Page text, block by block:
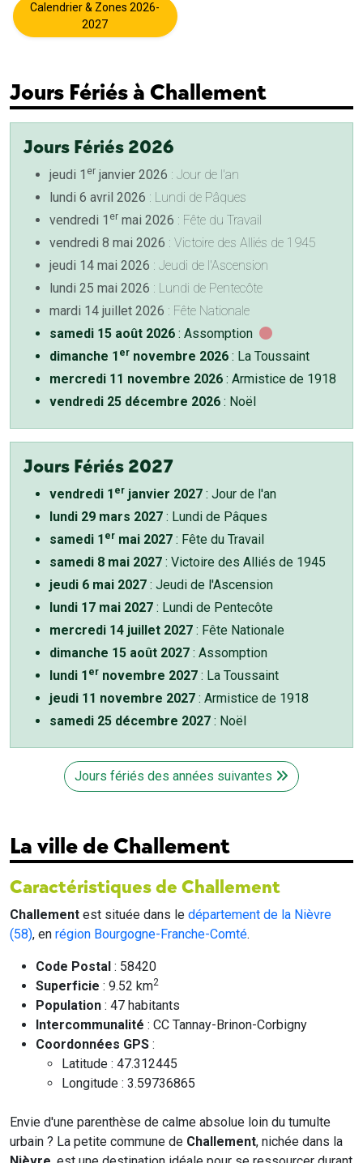
Calendrier & Zones 2026-
2027
Jours Fériés à Challement
Jours Fériés 2026
jeudi 1 er janvier 2026 : Jour de l'an
lundi 6 avril 2026 : Lundi de Pâques
vendredi 1 er mai 2026 : Fête du Travail
vendredi 8 mai 2026 : Victoire des Alliés de 1945
jeudi 14 mai 2026 : Jeudi de l'Ascension
lundi 25 mai 2026 : Lundi de Pentecôte
mardi 14 juillet 2026 : Fête Nationale
samedi 15 août 2026 : Assomption
dimanche 1 er novembre 2026 : La Toussaint
mercredi 11 novembre 2026 : Armistice de 1918
vendredi 25 décembre 2026 : Noël
Jours Fériés 2027
vendredi 1 er janvier 2027 : Jour de l'an
lundi 29 mars 2027 : Lundi de Pâques
samedi 1 er mai 2027 : Fête du Travail
samedi 8 mai 2027 : Victoire des Alliés de 1945
jeudi 6 mai 2027 : Jeudi de l'Ascension
lundi 17 mai 2027 : Lundi de Pentecôte
mercredi 14 juillet 2027 : Fête Nationale
dimanche 15 août 2027 : Assomption
lundi 1 er novembre 2027 : La Toussaint
jeudi 11 novembre 2027 : Armistice de 1918
samedi 25 décembre 2027 : Noël
Jours fériés des années suivantes
La ville de Challement
Caractéristiques de Challement
Challement est située dans le département de la Nièvre
(58), en région Bourgogne-Franche-Comté.
Code Postal : 58420
Superficie : 9.52 km2
Population : 47 habitants
Intercommunalité : CC Tannay-Brinon-Corbigny
Coordonnées GPS :
Latitude : 47.312445
Longitude : 3.59736865
Envie d'une parenthèse de calme absolue loin du tumulte
urbain ? La petite commune de Challement, nichée dans la